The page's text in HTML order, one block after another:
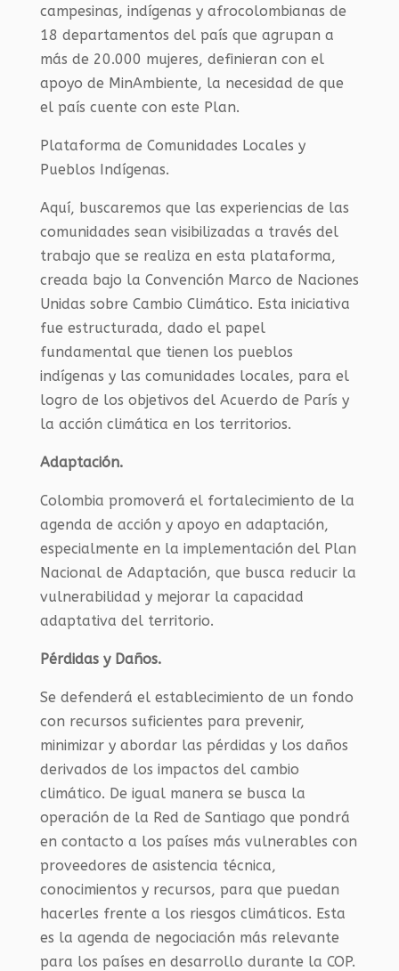
campesinas, indígenas y afrocolombianas de
18 departamentos del país que agrupan a
más de 20.000 mujeres, definieran con el
apoyo de MinAmbiente, la necesidad de que
el país cuente con este Plan.
Plataforma de Comunidades Locales y
Pueblos Indígenas.
Aquí, buscaremos que las experiencias de las
comunidades sean visibilizadas a través del
trabajo que se realiza en esta plataforma,
creada bajo la Convención Marco de Naciones
Unidas sobre Cambio Climático. Esta iniciativa
fue estructurada, dado el papel
fundamental que tienen los pueblos
indígenas y las comunidades locales, para el
logro de los objetivos del Acuerdo de París y
la acción climática en los territorios.
Adaptación.
Colombia promoverá el fortalecimiento de la
agenda de acción y apoyo en adaptación,
especialmente en la implementación del Plan
Nacional de Adaptación, que busca reducir la
vulnerabilidad y mejorar la capacidad
adaptativa del territorio.
Pérdidas y Daños.
Se defenderá el establecimiento de un fondo
con recursos suficientes para prevenir,
minimizar y abordar las pérdidas y los daños
derivados de los impactos del cambio
climático. De igual manera se busca la
operación de la Red de Santiago que pondrá
en contacto a los países más vulnerables con
proveedores de asistencia técnica,
conocimientos y recursos, para que puedan
hacerles frente a los riesgos climáticos. Esta
es la agenda de negociación más relevante
para los países en desarrollo durante la COP.